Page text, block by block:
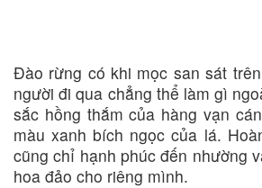
Đào rừng có khi mọc san sát
người đi qua chẳng thể làm gì
sắc hồng thắm của hàng vạn
màu xanh bích ngọc của lá.
cũng chỉ hạnh phúc đến nhường
hoa đảo cho riêng mình.